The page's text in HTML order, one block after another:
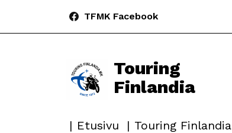
Touring
Finlandia
TFMK Facebook
Etusivu
Touring Finlandia